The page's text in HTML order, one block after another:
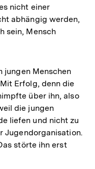
nicht einer
abhängig werden,
sein, Mensch
jungen Menschen
Erfolg, denn die
über ihn, also
die jungen
liefen und nicht zu
Jugendorganisation.
störte ihn erst